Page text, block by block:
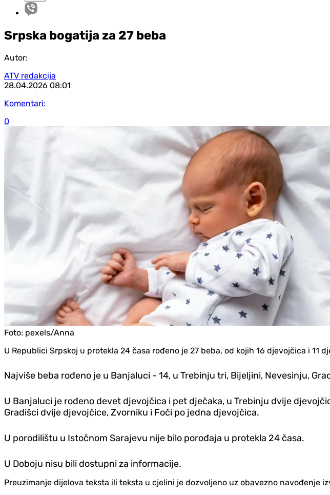
Srpska bogatija za 27 beba
Autor:
ATV redakcija
28.04.2026 08:01
Komentari:
0
Foto: pexels/Anna
U Republici Srpskoj u protekla 24 časa rođeno je 27 beba, od kojih 16 djevojčica i 11
Najviše beba rođeno je u Banjaluci - 14, u Trebinju tri, Bijeljini, Nevesinju,
U Banjaluci je rođeno devet djevojčica i pet dječaka, u Trebinju dvije
Gradišci dvije djevojčice, Zvorniku i Foči po jedna djevojčica.
U porodilištu u Istočnom Sarajevu nije bilo porođaja u protekla 24 časa.
U Doboju nisu bili dostupni za informacije.
Preuzimanje dijelova teksta ili teksta u cjelini je dozvoljeno uz obavezno navođenje